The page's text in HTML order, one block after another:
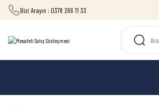
Bizi Arayın : 0378 266 11 33